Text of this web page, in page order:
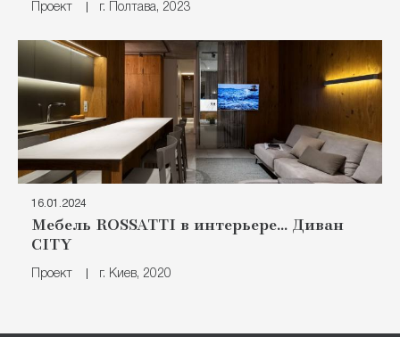
Проект г. Полтава, 2023
16.01.2024
Мебель ROSSATTI в интерьере... Диван
CITY
Проект г. Киев, 2020